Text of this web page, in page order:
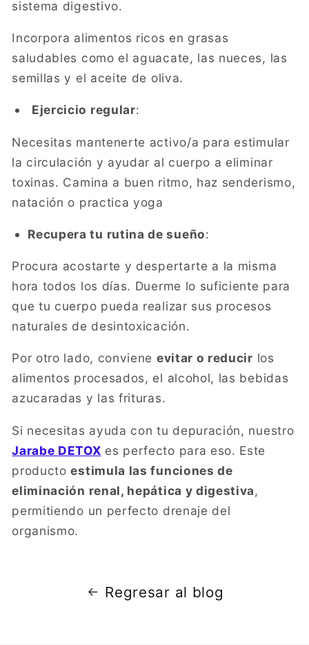
sistema digestivo.
Incorpora alimentos ricos en grasas
saludables como el aguacate, las nueces, las
semillas y el aceite de oliva.
Ejercicio regular:
Necesitas mantenerte activo/a para estimular
la circulación y ayudar al cuerpo a eliminar
toxinas. Camina a buen ritmo, haz senderismo,
natación o practica yoga
Recupera tu rutina de sueño:
Procura acostarte y despertarte a la misma
hora todos los días. Duerme lo suficiente para
que tu cuerpo pueda realizar sus procesos
naturales de desintoxicación.
Por otro lado, conviene evitar o reducir los
alimentos procesados, el alcohol, las bebidas
azucaradas y las frituras.
Si necesitas ayuda con tu depuración, nuestro
Jarabe DETOX es perfecto para eso. Este
productoestimula las funciones de
eliminación renal, hepática y digestiva,
permitiendo un perfecto drenaje del
organismo.
Regresar al blog